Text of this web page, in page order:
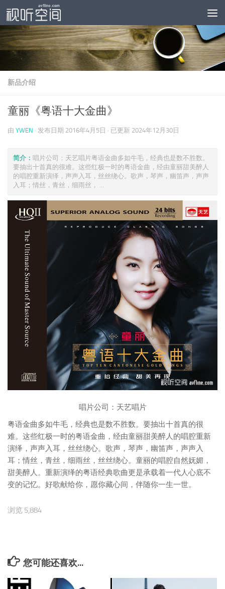
跳至内容
新品介绍
童丽《粤语十大金曲》
由 YWEN · 发布日期 2016年4月5日 · 已更新 2024年12月30日
简介： 唱片公司：天艺唱片粤语金曲多如牛毛，经典也是数不胜数。
要抽出十首真的很难。这些红极一时的粤语金曲，经由童丽甜美醉人
的唱腔重新演绎，声声入耳，丝丝绕心。歌声，琴声，幽笛声，声声
入耳；情丝，青丝，细雨丝， ...
唱片公司：天艺唱片
粤语金曲多如牛毛，经典也是数不胜数。要抽出十首真的很
难。这些红极一时的粤语金曲，经由童丽甜美醉人的唱腔重新
演绎，声声入耳，丝丝绕心。歌声，琴声，幽笛声，声声入
耳；情丝，青丝，细雨丝，丝丝绕心。童丽的唱腔自然妩媚，
甜美醉人。重新演绎的粤语经典歌曲更是承载着一代人心底不
变的记忆。好歌献给你，愿你藏心间，伴随你一生一世。
浏览 5,884
您可能还喜欢...